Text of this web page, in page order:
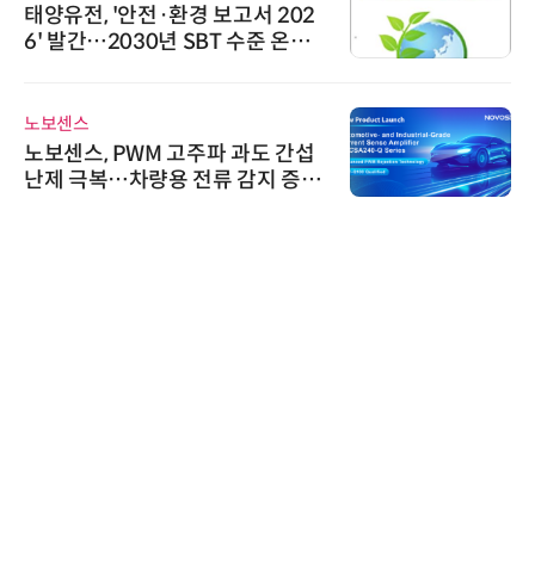
태양유전, '안전·환경 보고서 202
6' 발간…2030년 SBT 수준 온실
노보센스
노보센스, PWM 고주파 과도 간섭
난제 극복…차량용 전류 감지 증폭